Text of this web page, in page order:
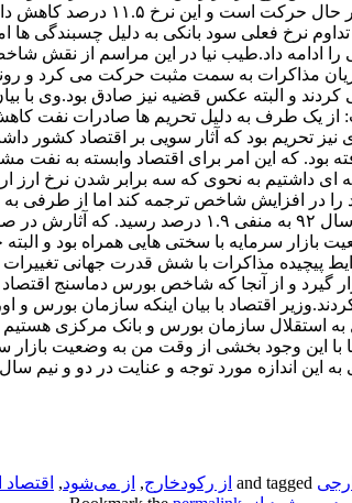
درصد رسیده و به سمت ۱۸ درصد در
تداوم نرخ فعلی سود بانکی به دلیل چسبندگی ها
را ادامه داد.طیب نیا در این مراسم از نقش
مذاکرات به سمت مثبت حرکت می کرد و
کردند و البته عکس قضیه نیز صادق بود.وی با
یک طرف به دلیل تحریم ها صادرات نفت کاهش
۳۰ دلار کاهش یافته بود. که این امر برای اقتصاد وابسته
ای داشتیم به نحوی که سه برابر شدن نرخ
را در افزایش شاخص ترجمه کند اما از طرفی
در سال ۹۱ به منفی ۶.۸ درصد و در سال ۹۲ به منفی
بازار سرمایه با سختی هایی همراه بود و
پیچیده مذاکرات با شش قدرت جهانی
گیرد و از آنجا که شاخص بورس دماسنج
اقتصاد با بیان اینکه سازمان بورس و
استقلال سازمان بورس و بانک مرکزی
با این وجود بخشی از وقت من به وضعیت
این اندازه مورد توجه و عنایت در دو و نیم
از رکودخارج, از می‌شود, اقتصاد